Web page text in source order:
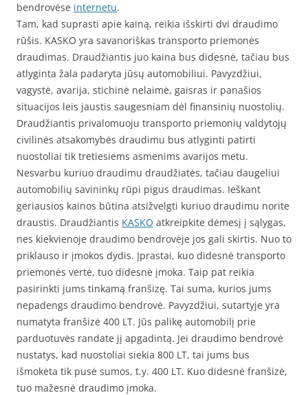
bendrovėse internetu.
Tam, kad suprasti apie kainą, reikia išskirti dvi draudimo
rūšis. KASKO yra savanoriškas transporto priemonės
draudimas. Draudžiantis juo kaina bus didesnė, tačiau bus
atlyginta žala padaryta jūsų automobiliui. Pavyzdžiui,
vagystė, avarija, stichinė nelaimė, gaisras ir panašios
situacijos leis jaustis saugesniam dėl finansinių nuostolių.
Draudžiantis privalomuoju transporto priemonių valdytojų
civilinės atsakomybės draudimu bus atlyginti patirti
nuostoliai tik tretiesiems asmenims avarijos metu.
Nesvarbu kuriuo draudimu draudžiatės, tačiau daugeliui
automobilių savininkų rūpi pigus draudimas. Ieškant
geriausios kainos būtina atsižvelgti kuriuo draudimu norite
draustis. Draudžiantis KASKO atkreipkite dėmesį į sąlygas,
nes kiekvienoje draudimo bendrovėje jos gali skirtis. Nuo to
priklauso ir įmokos dydis. Įprastai, kuo didesnė transporto
priemonės vertė, tuo didesnė įmoka. Taip pat reikia
pasirinkti jums tinkamą franšizę. Tai suma, kurios jums
nepadengs draudimo bendrovė. Pavyzdžiui, sutartyje yra
numatyta franšizė 400 LT. Jūs palikę automobilį prie
parduotuvės randate jį apgadintą. Jei draudimo bendrovė
nustatys, kad nuostoliai siekia 800 LT, tai jums bus
išmokėta tik pusė sumos, t.y. 400 LT. Kuo didesnė franšizė,
tuo mažesnė draudimo įmoka.